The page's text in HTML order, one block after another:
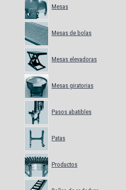
Mesas
Mesas de bolas
Mesas elevadoras
Mesas giratorias
Pasos abatibles
Patas
Productos